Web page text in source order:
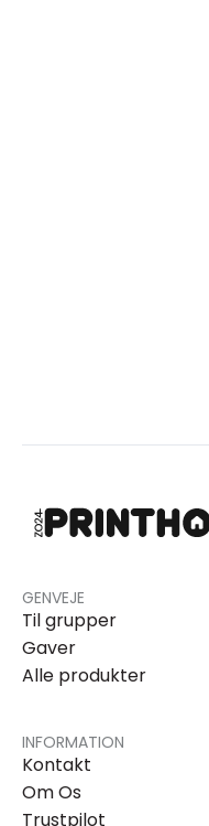
GENVEJE
Til grupper
Gaver
Alle produkter
INFORMATION
Kontakt
Om Os
Trustpilot